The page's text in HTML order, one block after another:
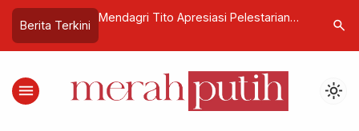
Berita Terkini
Produktif
Mendagri Tito Apresiasi Pelestarian
Warisan Budaya dan Destinasi Wisata
BPVP
search
menu light_mode